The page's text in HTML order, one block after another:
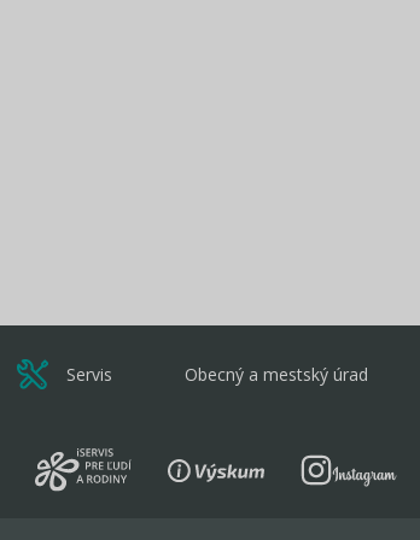
Servis Obecný a mestský úrad